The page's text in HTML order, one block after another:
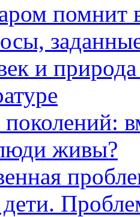
помнит
и
живы?